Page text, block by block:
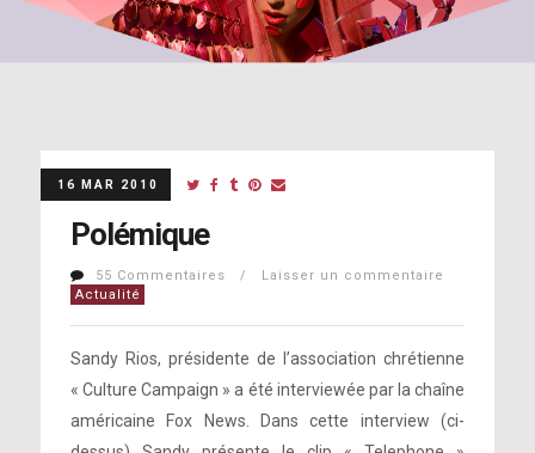
16 MAR 2010
Polémique
55 Commentaires / Laisser un commentaire
Actualité
Sandy Rios, présidente de l’association chrétienne
« Culture Campaign » a été interviewée par la chaîne
américaine Fox News. Dans cette interview (ci-